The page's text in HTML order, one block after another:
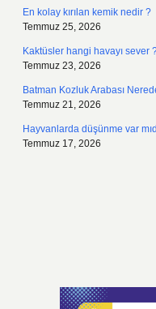
En kolay kırılan kemik nedir ?
Temmuz 25, 2026
Kaktüsler hangi havayı sever
Temmuz 23, 2026
Batman Kozluk Arabası
Temmuz 21, 2026
Hayvanlarda düşünme var
Temmuz 17, 2026